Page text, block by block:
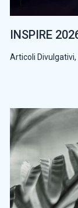
INSPIRE
Articoli Divulgativi,